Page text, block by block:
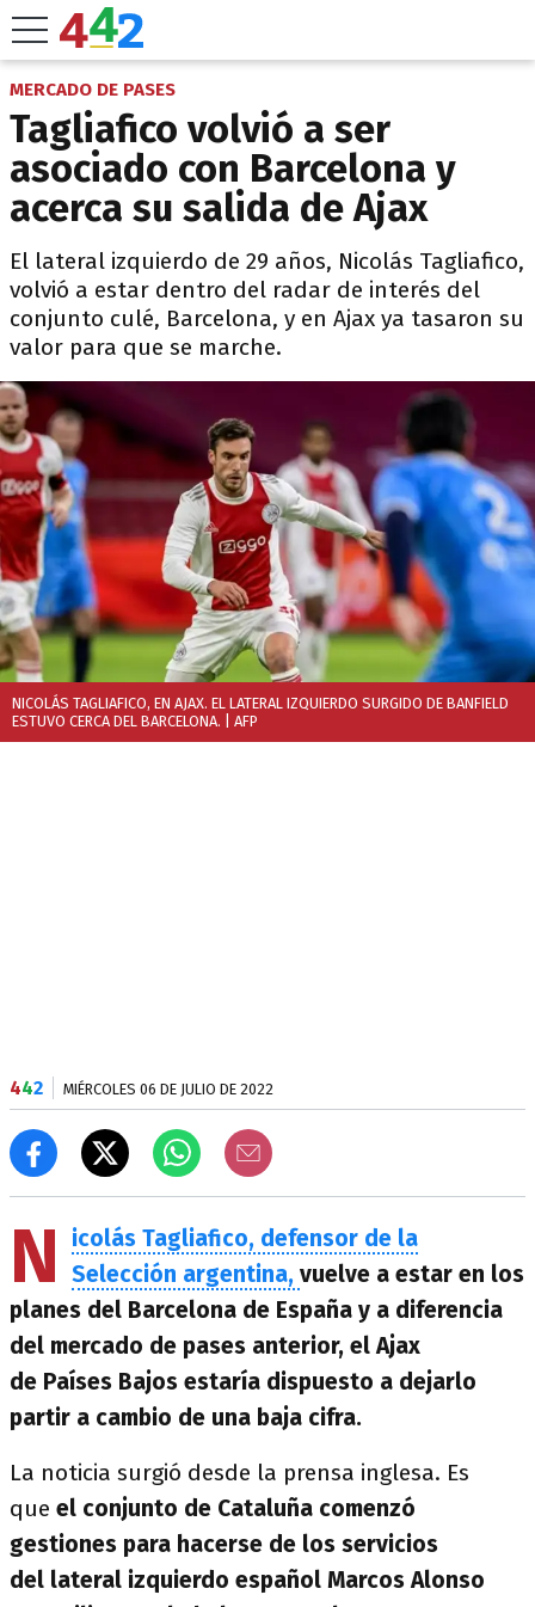
MERCADO DE PASES
Tagliafico volvió a ser
asociado con Barcelona y
acerca su salida de Ajax
El lateral izquierdo de 29 años, Nicolás Tagliafico,
volvió a estar dentro del radar de interés del
conjunto culé, Barcelona, y en Ajax ya tasaron su
valor para que se marche.
NICOLÁS TAGLIAFICO, EN AJAX. EL LATERAL IZQUIERDO SURGIDO DE BANFIELD
ESTUVO CERCA DEL BARCELONA. | AFP
442 MIÉRCOLES 06 DE JULIO DE 2022
N
icolás Tagliafico, defensor de la
Selección argentina, vuelve a estar en los
planes del Barcelona de España y a diferencia
del mercado de pases anterior, el Ajax
de Países Bajos estaría dispuesto a dejarlo
partir a cambio de una baja cifra.
La noticia surgió desde la prensa inglesa. Es
que el conjunto de Cataluña comenzó
gestiones para hacerse de los servicios
del lateral izquierdo español Marcos Alonso